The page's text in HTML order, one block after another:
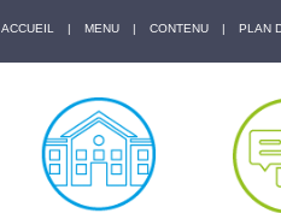
ACCUEIL | MENU | CONTENU | PLAN